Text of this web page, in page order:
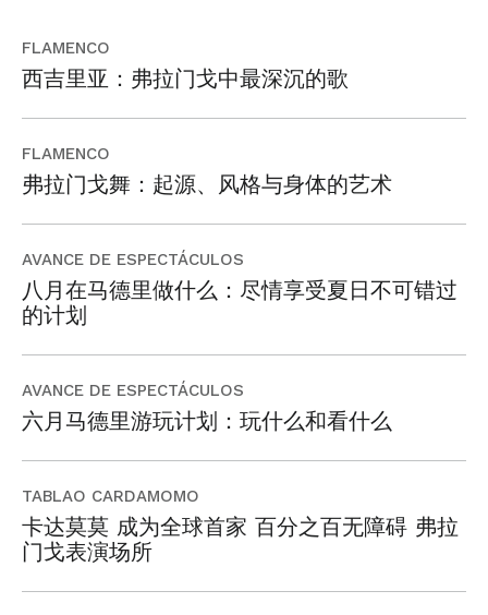
FLAMENCO
西吉里亚：弗拉门戈中最深沉的歌
FLAMENCO
弗拉门戈舞：起源、风格与身体的艺术
AVANCE DE ESPECTÁCULOS
八月在马德里做什么：尽情享受夏日不可错过
的计划
AVANCE DE ESPECTÁCULOS
六月马德里游玩计划：玩什么和看什么
TABLAO CARDAMOMO
卡达莫莫 成为全球首家 百分之百无障碍 弗拉
门戈表演场所